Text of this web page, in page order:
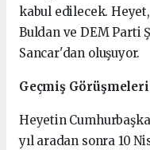
kabul edilecek.
Buldan ve DEM Parti
Sancar'dan oluşuyor.
Geçmiş
Heyetin
yıl aradan sonra 10